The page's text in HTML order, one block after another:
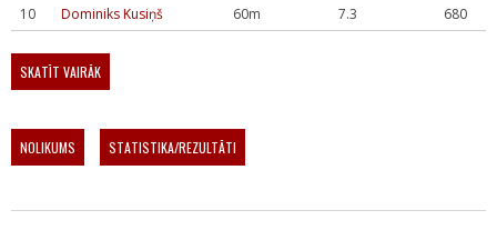
10
Dominiks Kusiņš 60m 7.3 680
SKATĪT VAIRĀK
NOLIKUMS STATISTIKA/REZULTĀTI